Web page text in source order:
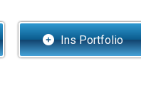
Ins Portfolio